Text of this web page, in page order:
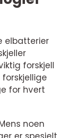
elbatterier
forskjell
for hvert
noen